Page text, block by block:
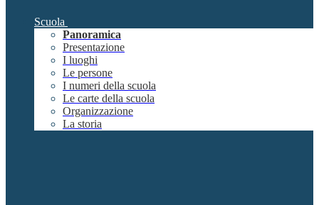
Scuola
Panoramica
Presentazione
I luoghi
Le persone
I numeri della scuola
Le carte della scuola
Organizzazione
La storia